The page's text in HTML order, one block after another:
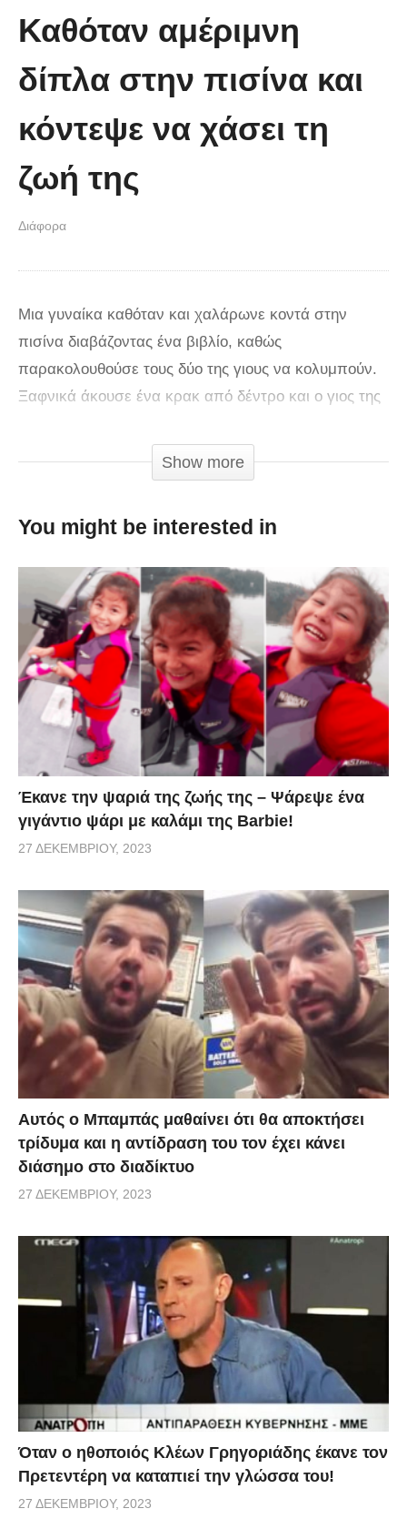
άτυχη μέρα στη δουλειά
Καθόταν αμέριμνη
δίπλα στην πισίνα και
κόντεψε να χάσει τη
ζωή της
Διάφορα
Μια γυναίκα καθόταν και χαλάρωνε κοντά στην
πισίνα διαβάζοντας ένα βιβλίο, καθώς
παρακολουθούσε τους δύο της γιους να κολυμπούν.
Ξαφνικά άκουσε ένα κρακ από δέντρο και ο γιος της
ακόμη και ένα δευτερόλεπτο θα ήταν μοιραίο.
Show more
You might be interested in
Έκανε την ψαριά της ζωής της – Ψάρεψε ένα
γιγάντιο ψάρι με καλάμι της Barbie!
27 ΔΕΚΕΜΒΡΊΟΥ, 2023
Αυτός ο Μπαμπάς μαθαίνει ότι θα αποκτήσει
τρίδυμα και η αντίδραση του τον έχει κάνει
διάσημο στο διαδίκτυο
27 ΔΕΚΕΜΒΡΊΟΥ, 2023
Όταν ο ηθοποιός Κλέων Γρηγοριάδης έκανε τον
Πρετεντέρη να καταπιεί την γλώσσα του!
27 ΔΕΚΕΜΒΡΊΟΥ, 2023